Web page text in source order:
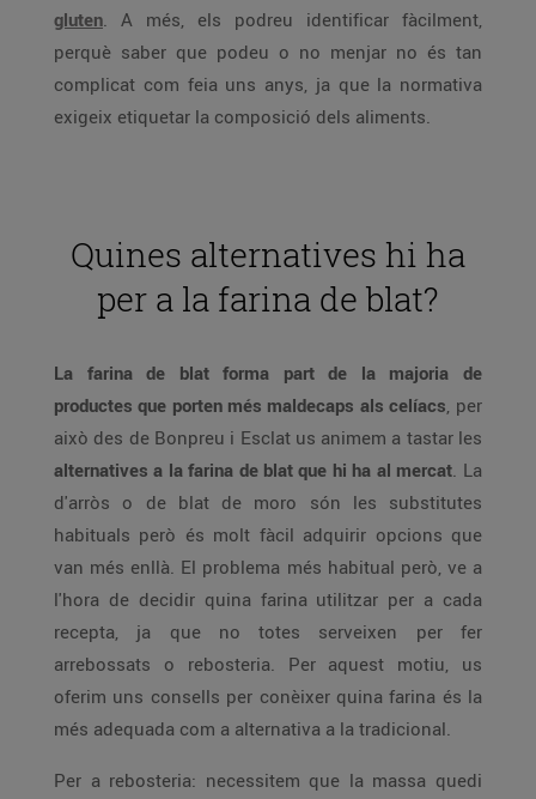
gluten. A més, els podreu identificar fàcilment,
perquè saber que podeu o no menjar no és tan
complicat com feia uns anys, ja que la normativa
exigeix etiquetar la composició dels aliments.
Quines alternatives hi ha
per a la farina de blat?
La farina de blat forma part de la majoria de
productes que porten més maldecaps als celíacs, per
això des de Bonpreu i Esclat us animem a tastar les
alternatives a la farina de blat que hi ha al mercat. La
d'arròs o de blat de moro són les substitutes
habituals però és molt fàcil adquirir opcions que
van més enllà. El problema més habitual però, ve a
l'hora de decidir quina farina utilitzar per a cada
recepta, ja que no totes serveixen per fer
arrebossats o rebosteria. Per aquest motiu, us
oferim uns consells per conèixer quina farina és la
més adequada com a alternativa a la tradicional.
Per a rebosteria: necessitem que la massa quedi